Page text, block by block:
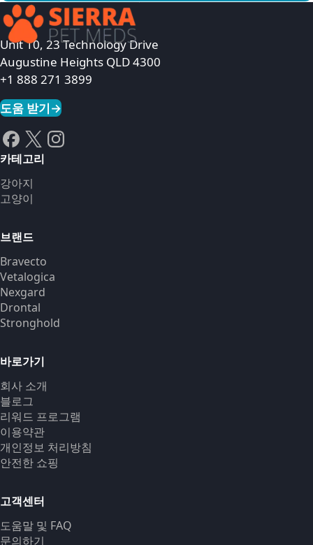
상품 보기
Unit 10, 23 Technology Drive
Augustine Heights QLD 4300
+1 888 271 3899
도움 받기→
카테고리
강아지
고양이
브랜드
Bravecto
Vetalogica
Nexgard
Drontal
Stronghold
바로가기
회사 소개
블로그
리워드 프로그램
이용약관
개인정보 처리방침
안전한 쇼핑
고객센터
도움말 및 FAQ
문의하기